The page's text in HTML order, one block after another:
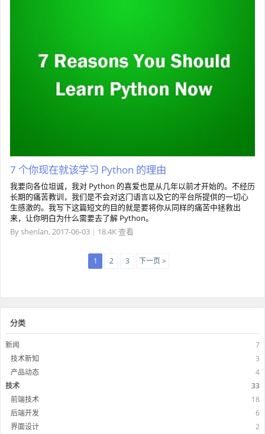
7 个你现在就该学习 Python 的理由
我要向各位坦诚，我对 Python 的喜爱也是从几年以前才开始的。不经历
长期的痛苦教训，我们是不会对这门语言以及它的平台所提供的一切心
生感激的。我写下这篇短文的目的就是要将你从同样的痛苦中拯救出
来，让你明白为什么需要去了解 Python。
Byshenlan, 2017-06-03 | 18.4K 查看
1 2 3 下一页 >
分类
新闻
7
技术新知
3
产品动态
4
技术
33
前端技术
18
后端开发
6
界面设计
2